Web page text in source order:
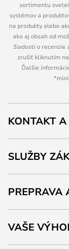
sortimentu
systémov a
na produkty alebo
ako aj obsah od
žiadosti o recenzie
zrušiť kliknutím
Ďalšie
KONTAKT
SLUŽBY
PREPRAVA
VAŠE